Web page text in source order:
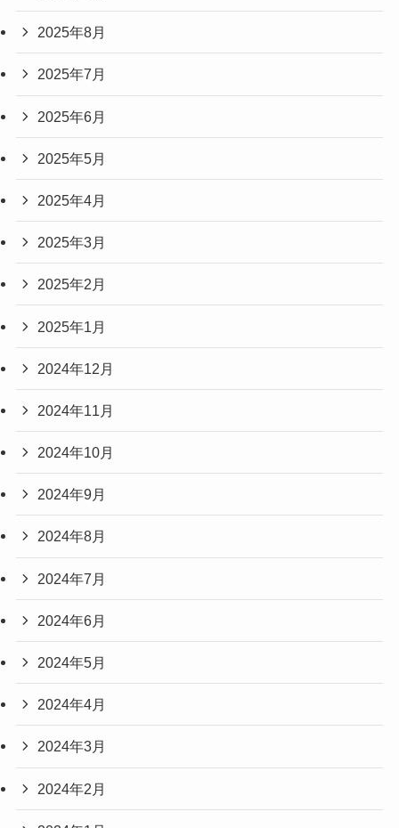
2025年8月
2025年7月
2025年6月
2025年5月
2025年4月
2025年3月
2025年2月
2025年1月
2024年12月
2024年11月
2024年10月
2024年9月
2024年8月
2024年7月
2024年6月
2024年5月
2024年4月
2024年3月
2024年2月